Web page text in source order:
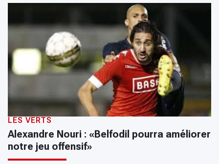
LES VERTS
Alexandre Nouri : «Belfodil pourra améliorer
notre jeu offensif»